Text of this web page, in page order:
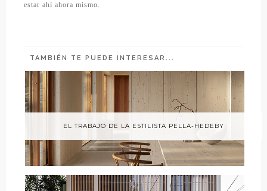
estar ahí ahora mismo.
TAMBIÉN TE PUEDE INTERESAR...
EL TRABAJO DE LA ESTILISTA PELLA-HEDEBY